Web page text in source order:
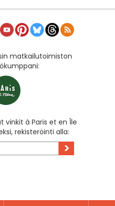
matkailutoimiston
vinkit à Paris et en Île
rekisteröinti alla:
>